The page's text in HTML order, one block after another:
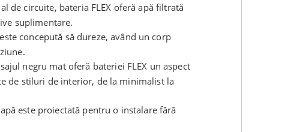
de circuite, bateria FLEX oferă apă filtrată
suplimentare.
concepută să dureze, având un corp
negru mat oferă bateriei FLEX un aspect
de stiluri de interior, de la minimalist la
este proiectată pentru o instalare fără